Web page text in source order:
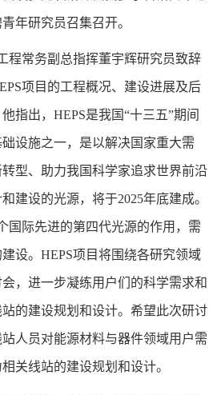
青年研究员召集召开。
程常务副总指挥董宇辉研究员致辞
项目的工程概况、建设进展及后
指出，HEPS是我国“十三五”期间
设施之一，是以解决国家重大需
型、助力我国科学家追求世界前沿
建设的光源，将于2025年底建成。
国际先进的第四代光源的作用，需
设。HEPS项目将围绕各研究领域
，进一步凝练用户们的科学需求和
的建设规划和设计。希望此次研讨
人员对能源材料与器件领域用户需
关线站的建设规划和设计。